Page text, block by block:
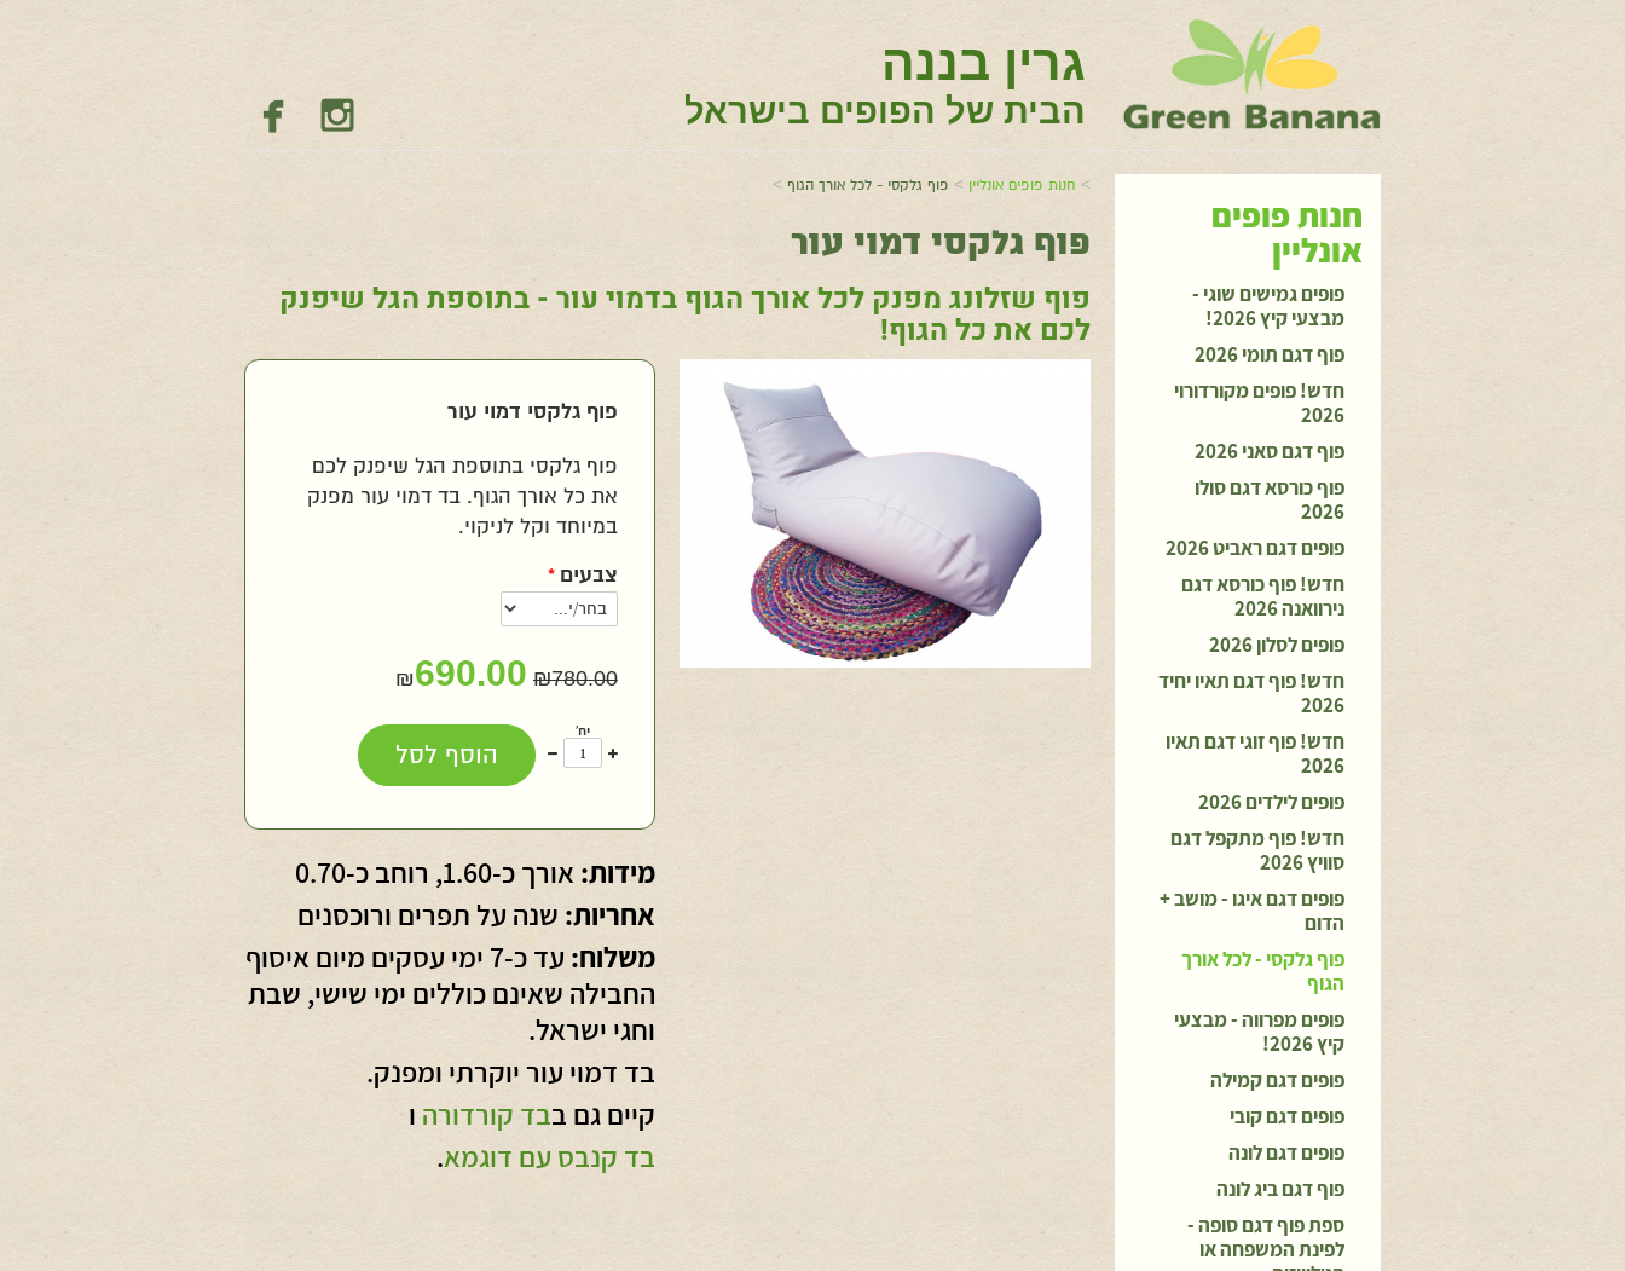
גרין בננה
הבית של הפופים בישראל  
חנות פופים
אונליין
פופים גמישים שוגי -
מבצעי קיץ 2026!
פוף דגם תומי 2026
חדש! פופים מקורדורוי
2026
פוף דגם סאני 2026
פוף כורסא דגם סולו
2026
פופים דגם ראביט 2026
חדש! פוף כורסא דגם
נירוואנה 2026
פופים לסלון 2026
חדש! פוף דגם תאיו יחיד
2026
חדש! פוף זוגי דגם תאיו
2026
פופים לילדים 2026
חדש! פוף מתקפל דגם
סוויץ 2026
פופים דגם איגו - מושב +
הדום
פוף גלקסי - לכל אורך
הגוף
פופים מפרווה - מבצעי
קיץ 2026!
פופים דגם קמילה
פופים דגם קובי
פופים דגם לונה
פוף דגם ביג לונה
ספת פוף דגם סופה -
לפינת המשפחה או
> חנות פופים אונליין > פוף גלקסי - לכל אורך הגוף >
פוף גלקסי דמוי עור
פוף שזלונג מפנק לכל אורך הגוף בדמוי עור - בתוספת הגל שיפנק
לכם את כל הגוף!
פוף גלקסי דמוי עור
פוף גלקסי בתוספת הגל שיפנק לכם
את כל אורך הגוף. בד דמוי עור מפנק
במיוחד וקל לניקוי.
צבעים *
₪780.00
₪690.00
יח'
עוד
פחות
אחד
הוסף לסל
מידות: אורך כ-1.60, רוחב כ-0.70
אחריות: שנה על תפרים ורוכסנים
משלוח:
עד כ-7 ימי עסקים מיום איסוף
החבילה שאינם כוללים ימי שישי, שבת
וחגי ישראל.
בד דמוי עור יוקרתי ומפנק.
קיים גם בבד קורדורה ו
בד קנבס עם דוגמא.